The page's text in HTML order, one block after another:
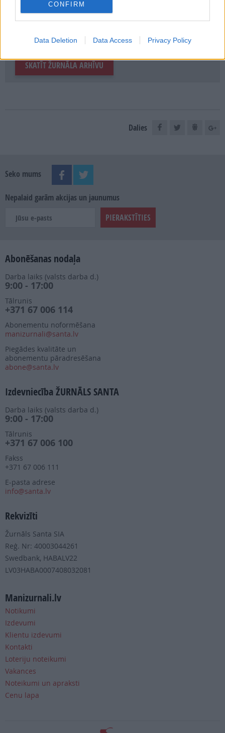
CONFIRM
Data Deletion Data Access Privacy Policy
MEKLĒT
SKATĪT ŽURNĀLA ARHĪVU
Dalies
Seko mums
Nepalaid garām akcijas un jaunumus
Abonēšanas nodaļa
Darba laiks (valsts darba d.)
9:00 - 17:00
Tālrunis
+371 67 006 114
Abonementu noformēšana
manizurnali@santa.lv
Piegādes kvalitāte un
abonementu pāradresēšana
abone@santa.lv
Izdevniecība ŽURNĀLS SANTA
Darba laiks (valsts darba d.)
9:00 - 17:00
Tālrunis
+371 67 006 100
Fakss
+371 67 006 111
E-pasta adrese
info@santa.lv
Rekvizīti
Žurnāls Santa SIA
Reģ. Nr: 40003044261
Swedbank, HABALV22
LV03HABA0007408032081
Manizurnali.lv
Notikumi
Izdevumi
Klientu izdevumi
Kontakti
Loteriju noteikumi
Vakances
Noteikumi un apraksti
Cenu lapa